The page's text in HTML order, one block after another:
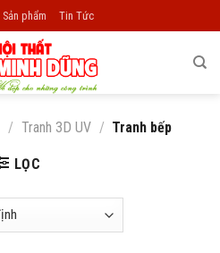
Sản phẩm Tin Tức
/ Tranh 3D UV / Tranh bếp
LỌC